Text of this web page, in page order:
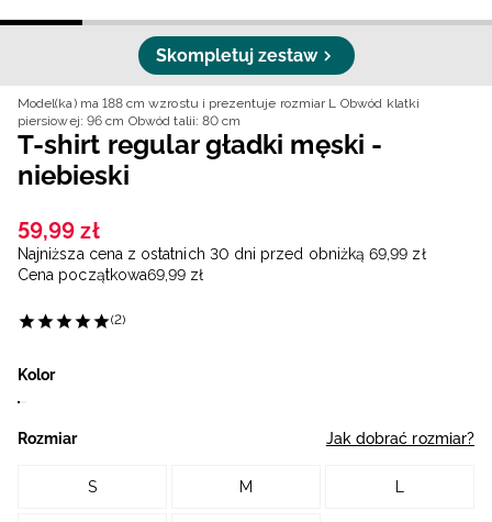
Skompletuj zestaw
Model(ka) ma 188 cm wzrostu i prezentuje rozmiar L Obwód klatki
piersiowej: 96 cm Obwód talii: 80 cm
T-shirt regular gładki męski -
niebieski
59,99 zł
Najniższa cena z ostatnich 30 dni przed obniżką 69,99 zł
Cena początkowa69,99 zł
(2)
Kolor
Rozmiar Jak dobrać rozmiar?
S M L